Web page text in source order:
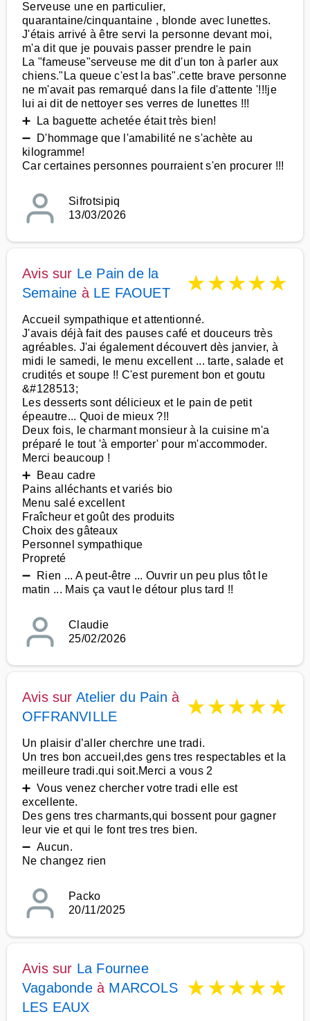
Serveuse une en particulier,
quarantaine/cinquantaine , blonde avec lunettes.
J'étais arrivé à être servi la personne devant moi,
m'a dit que je pouvais passer prendre le pain
La "fameuse"serveuse me dit d'un ton à parler aux
chiens."La queue c'est la bas".cette brave personne
ne m'avait pas remarqué dans la file d'attente '!!!je
lui ai dit de nettoyer ses verres de lunettes !!!
➕ La baguette achetée était très bien!
➖ D'hommage que l'amabilité ne s'achète au
kilogramme!
Car certaines personnes pourraient s'en procurer !!!
Sifrotsipiq
13/03/2026
Avis sur Le Pain de la
Semaine à LE FAOUET ★★★★★
Accueil sympathique et attentionné.
J'avais déjà fait des pauses café et douceurs très
agréables. J'ai également découvert dès janvier, à
midi le samedi, le menu excellent ... tarte, salade et
crudités et soupe !! C'est purement bon et goutu
&#128513;
Les desserts sont délicieux et le pain de petit
épeautre... Quoi de mieux ?!!
Deux fois, le charmant monsieur à la cuisine m'a
préparé le tout 'à emporter' pour m'accommoder.
Merci beaucoup !
➕ Beau cadre
Pains alléchants et variés bio
Menu salé excellent
Fraîcheur et goût des produits
Choix des gâteaux
Personnel sympathique
Propreté
➖ Rien ... A peut-être ... Ouvrir un peu plus tôt le
matin ... Mais ça vaut le détour plus tard !!
Claudie
25/02/2026
Avis sur Atelier du Pain à
OFFRANVILLE
★★★★★
Un plaisir d’aller cherchre une tradi.
Un tres bon accueil,des gens tres respectables et la
meilleure tradi.qui soit.Merci a vous 2
➕ Vous venez chercher votre tradi elle est
excellente.
Des gens tres charmants,qui bossent pour gagner
leur vie et qui le font tres tres bien.
➖ Aucun.
Ne changez rien
Packo
20/11/2025
Avis sur La Fournee
Vagabondeà MARCOLS
LES EAUX
★★★★★